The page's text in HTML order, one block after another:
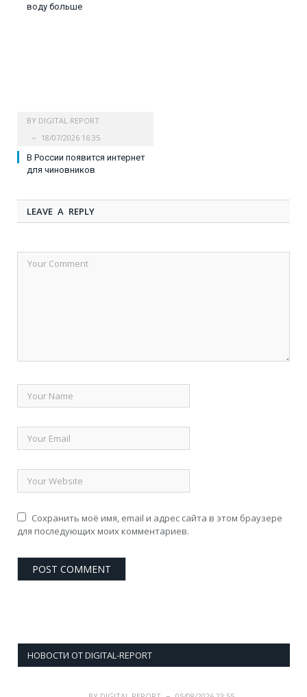
воду больше
BY DIGITAL REPORT
18/07/2026 16:35
В России появится интернет
для чиновников
LEAVE A REPLY
Сохранить моё имя, email и адрес сайта в этом браузере
для последующих моих комментариев.
НОВОСТИ ОТ DIGITAL-REPORT